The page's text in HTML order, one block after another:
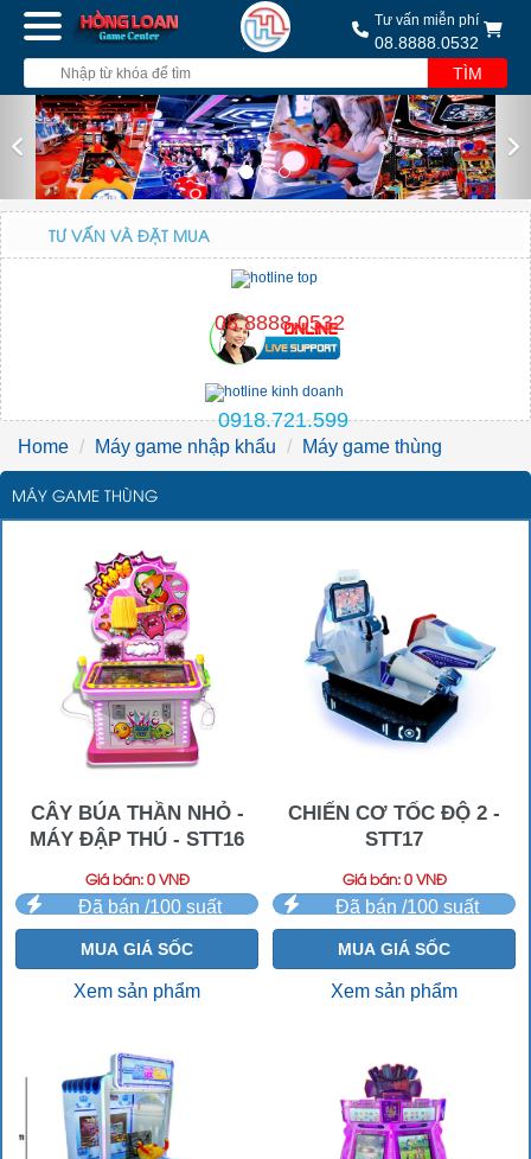
Tư vấn miễn phí
08.8888.0532
TÌM
Previous
TƯ VẤN VÀ ĐẶT MUA
08.8888.0532
0918.721.599
Home Máy game nhập khẩu Máy game thùng
MÁY GAME THÙNG
CÂY BÚA THẦN NHỎ -
MÁY ĐẬP THÚ - STT16
Giá bán: 0 VNĐ
Đã bán /100 suất
MUA GIÁ SỐC
Xem sản phẩm
CHIẾN CƠ TỐC ĐỘ 2 -
STT17
Giá bán: 0 VNĐ
Đã bán /100 suất
MUA GIÁ SỐC
Xem sản phẩm